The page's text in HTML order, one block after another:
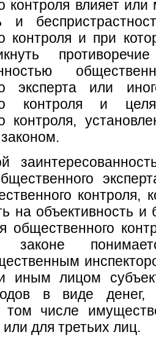
контроля влияет
и
контроля и при
эксперта или
контроля и
контроля,
контроля,
на объективность и
общественного
законе
иным лицом
в виде денег,
том числе
или для третьих лиц.